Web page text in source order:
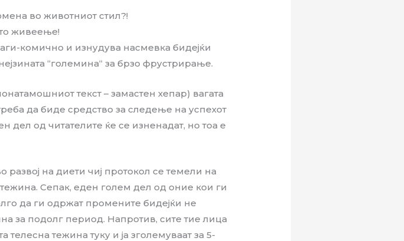
во животниот стил?!
живеење!
комично и изнудува насмевка бидејќи
“големина“ за брзо фрустрирање.
текст – замастен хепар) вагата
да биде средство за следење на успехот
од читателите ќе се изненадат, но тоа е
на диети чиј протокол се темели на
Сепак, еден голем дел од оние кои ги
да ги одржат промените бидејќи не
за подолг период. Напротив, сите тие лица
тежина туку и ја зголемуваат за 5-